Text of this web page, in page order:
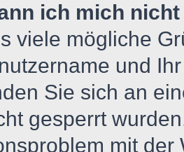
ich mich
viele mögliche
und
Sie sich an
gesperrt
mit